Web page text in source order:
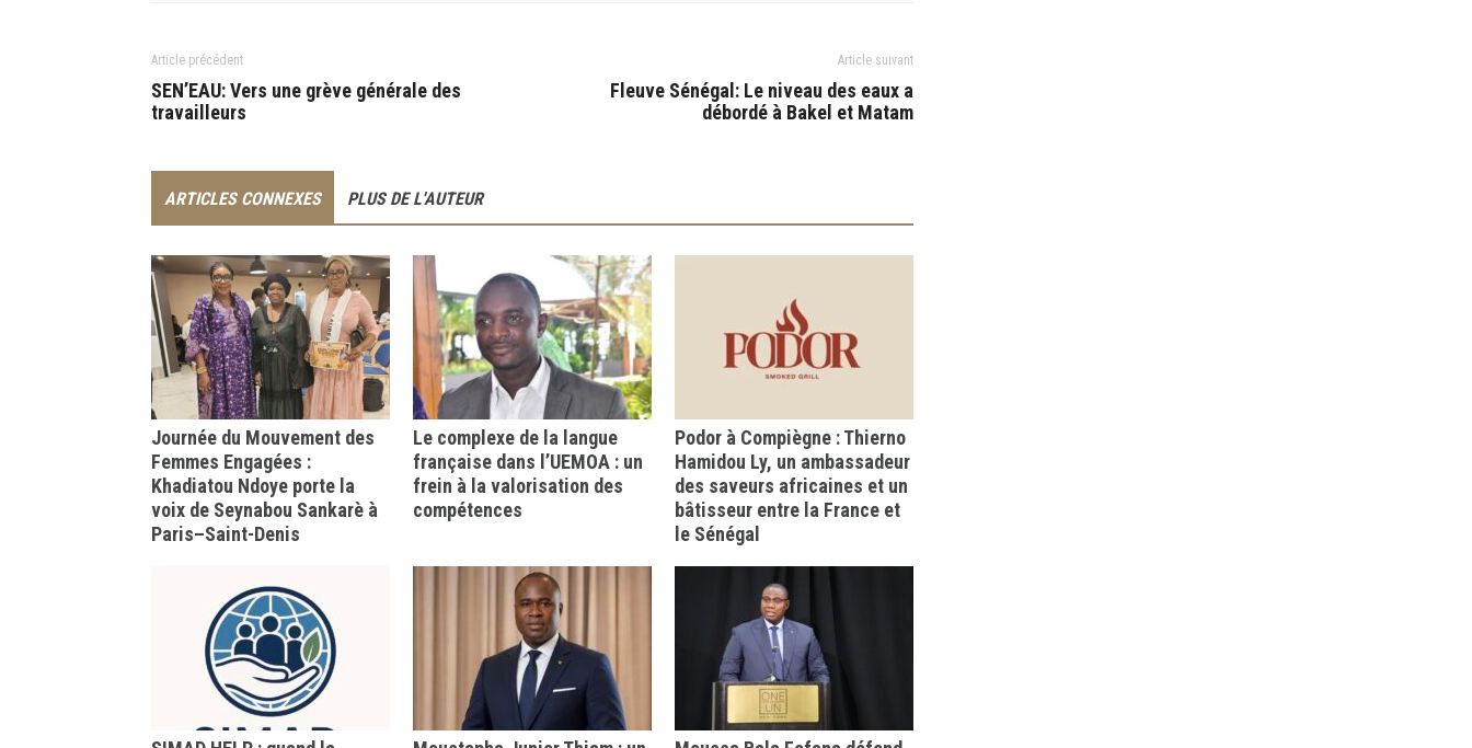
Article précédent
SEN’EAU: Vers une grève générale des
travailleurs
Article suivant
Fleuve Sénégal: Le niveau des eaux a
débordé à Bakel et Matam
ARTICLES CONNEXES PLUS DE L'AUTEUR
Journée du Mouvement des
Femmes Engagées :
Khadiatou Ndoye porte la
voix de Seynabou Sankarè à
Paris–Saint-Denis
Le complexe de la langue
française dans l’UEMOA : un
frein à la valorisation des
compétences
Podor à Compiègne : Thierno
Hamidou Ly, un ambassadeur
des saveurs africaines et un
bâtisseur entre la France et
le Sénégal